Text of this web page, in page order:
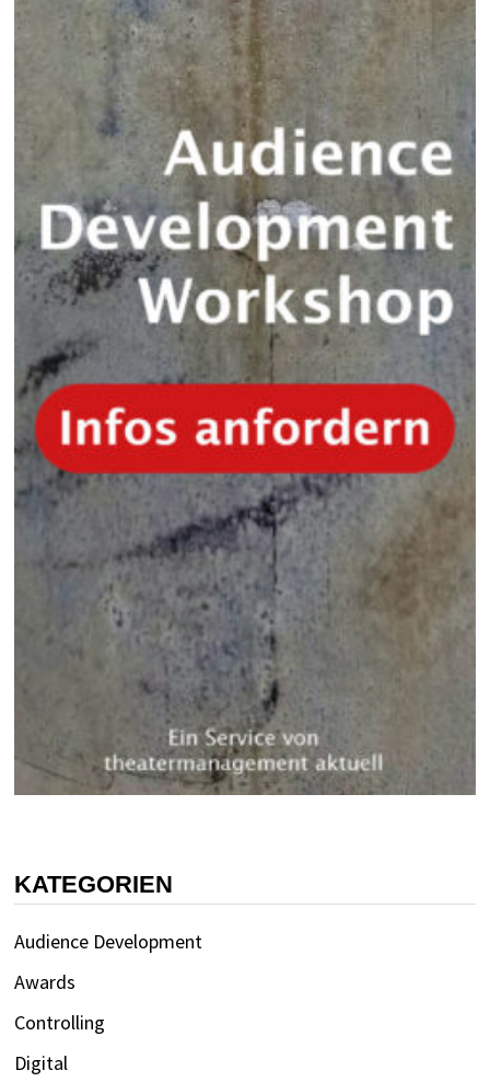
KATEGORIEN
Audience Development
Awards
Controlling
Digital